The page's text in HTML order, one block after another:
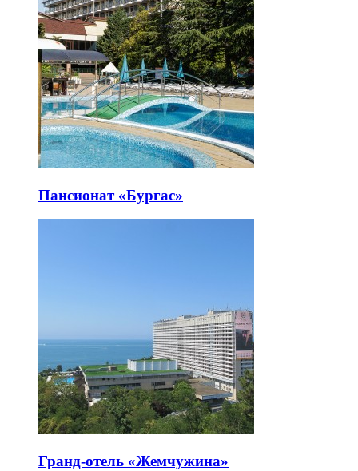
Пансионат «Бургас»
Гранд-отель «Жемчужина»